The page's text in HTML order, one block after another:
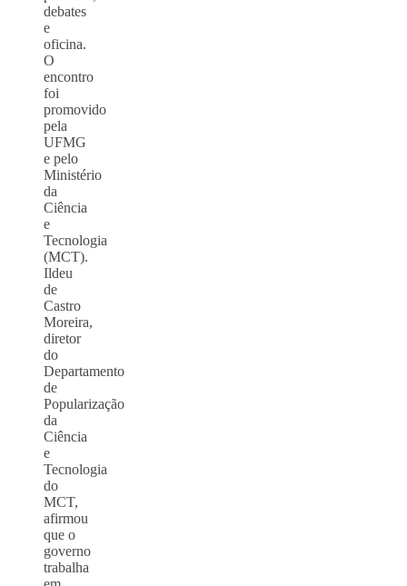
debates
e
oficina.
O
encontro
foi
promovido
pela
UFMG
e pelo
Ministério
da
Ciência
e
Tecnologia
(MCT).
Ildeu
de
Castro
Moreira,
diretor
do
Departamento
de
Popularização
da
Ciência
e
Tecnologia
do
MCT,
afirmou
que o
governo
trabalha